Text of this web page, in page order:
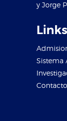
y Jorge
Links
Sistema
Contacto